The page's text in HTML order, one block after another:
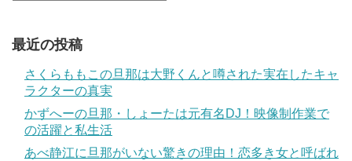
最近の投稿
さくらももこの旦那は大野くんと噂された実在したキャ
ラクターの真実
かずへーの旦那・しょーたは元有名DJ！映像制作業で
の活躍と私生活
あべ静江に旦那がいない驚きの理由！恋多き女と呼ばれ